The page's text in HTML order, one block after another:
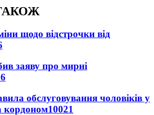
щодо відстрочки від
заяву про мирні
обслуговування чоловіків у
кордоном10021